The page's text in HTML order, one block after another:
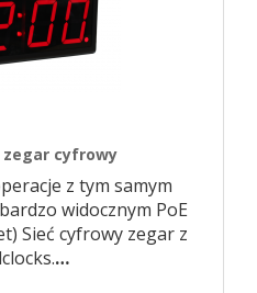
zegar cyfrowy
z tym samym
widocznym PoE
Sieć cyfrowy zegar z
…